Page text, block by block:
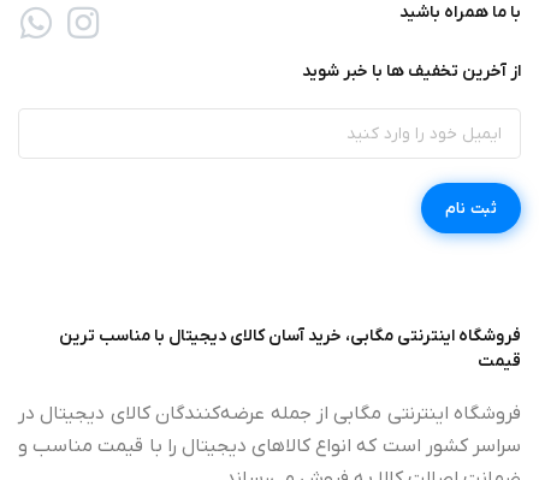
با ما همراه باشید
از آخرین تخفیف ها با خبر شوید
فروشگاه اینترنتی مگابی، خرید آسان کالای دیجیتال با مناسب ترین
قیمت
فروشگاه اینترنتی مگابی از جمله عرضه‌کنندگان کالای دیجیتال در
سراسر کشور است که انواع کالاهای دیجیتال را با قیمت مناسب و